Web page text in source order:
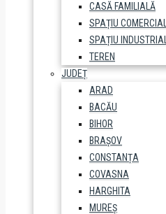
CASĂ FAMILIALĂ
SPAȚIU COMERCIAL
SPAȚIU INDUSTRIAL
TEREN
JUDEȚ
ARAD
BACĂU
BIHOR
BRAȘOV
CONSTANȚA
COVASNA
HARGHITA
MUREȘ